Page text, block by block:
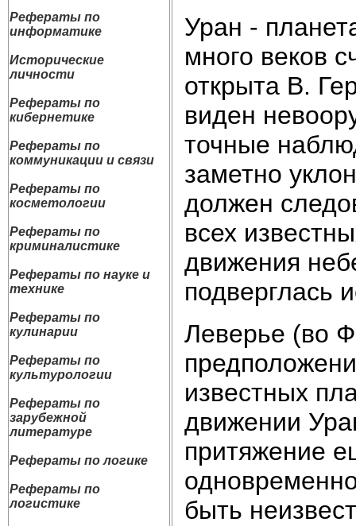
Рефераты по
информатике
Исторические
личности
Рефераты по
кибернетике
Рефераты по
коммуникации и связи
Рефераты по
косметологии
Рефераты по
криминалистике
Рефераты по науке и
технике
Рефераты по
кулинарии
Рефераты по
культурологии
Рефераты по
зарубежной
литературе
Рефераты по логике
Рефераты по
логистике
Уран -
много веков
открыта В.
виден
точные
заметно
должен
всех
движения
подверглась
Леверье (во
известных
движении
притяжение
быть